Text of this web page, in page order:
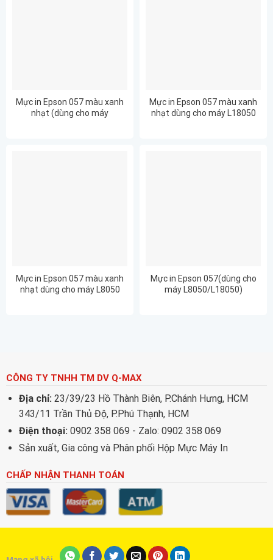
Mực in Epson 057 màu xanh
nhạt (dùng cho máy
Mực in Epson 057 màu xanh
nhạt dùng cho máy L18050
Mực in Epson 057 màu xanh
nhạt dùng cho máy L8050
Mực in Epson 057(dùng cho
máy L8050/L18050)
CÔNG TY TNHH TM DV Q-MAX
Địa chỉ: 23/39/23 Hồ Thành Biên, P.Chánh Hưng, HCM
343/11 Trần Thủ Độ, P.Phú Thạnh, HCM
Điện thoại: 0902 358 069 - Zalo: 0902 358 069
Sản xuất, Gia công và Phân phối Hộp Mực Máy In
CHẤP NHẬN THANH TOÁN